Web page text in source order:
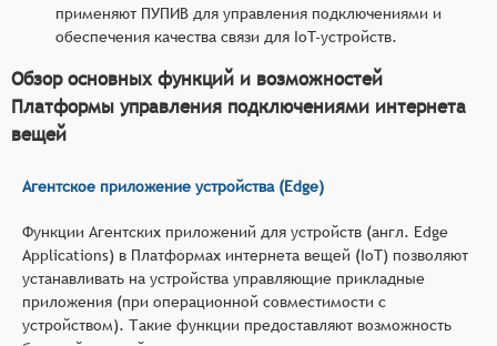
применяют ПУПИВ для управления подключениями и
обеспечения качества связи для IoT-устройств.
Обзор основных функций и возможностей
Платформы управления подключениями интернета
вещей
Агентское приложение устройства (Edge)
Функции Агентских приложений для устройств (англ. Edge
Applications) в Платформах интернета вещей (IoT) позволяют
устанавливать на устройства управляющие прикладные
приложения (при операционной совместимости с
устройством). Такие функции предоставляют возможность